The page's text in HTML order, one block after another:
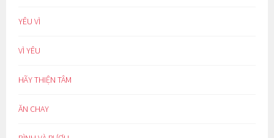
YÊU VÌ
VÌ YÊU
HÃY THIỆN TÂM
ĂN CHAY